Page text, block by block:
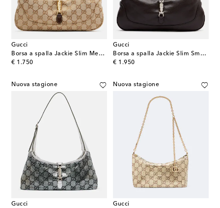
Gucci
Borsa a spalla Jackie Slim Medium in canvas GG
€ 1.750
original price
Gucci
Borsa a spalla Jackie Slim Small in pelle
€ 1.950
original price
Nuova stagione
Gucci
Nuova stagione
Gucci